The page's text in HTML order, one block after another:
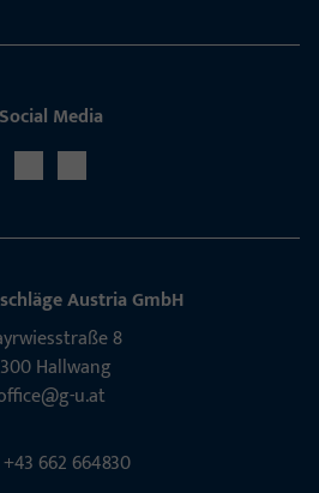
Social Media
Aus­tria GmbH
8
Hall­wang
u.at
662 664830